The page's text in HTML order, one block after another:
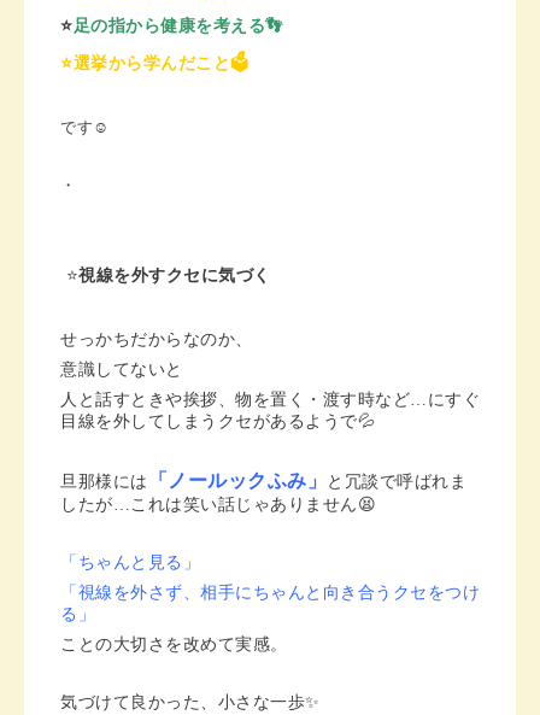
⭐️足の指から健康を考える👣
⭐️選挙から学んだこと🗳️
です☺️
・
⭐️視線を外すクセに気づく
せっかちだからなのか、
意識してないと
人と話すときや挨拶、物を置く・渡す時など…にすぐ
目線を外してしまうクセがあるようで💦
旦那様には 「ノールックふみ」
と冗談で呼ばれま
したが…これは笑い話じゃありません😫
「ちゃんと見る」
「視線を外さず、相手にちゃんと向き合うクセをつけ
る」
ことの大切さを改めて実感。
気づけて良かった、小さな一歩✨